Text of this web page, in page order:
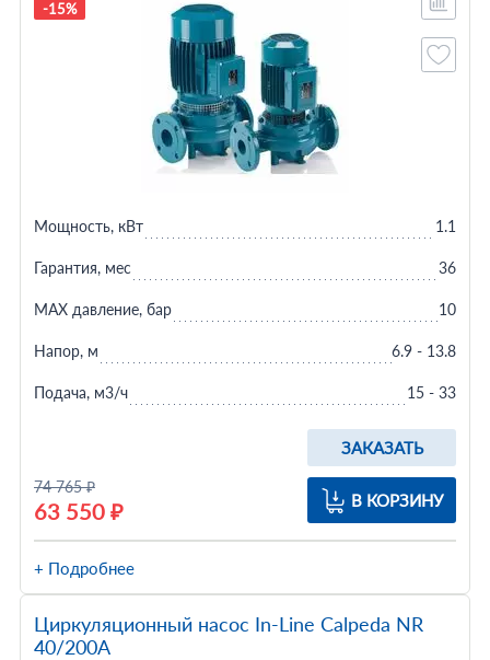
-15%
74 765 ₽
63 550 ₽
ЗАКАЗАТЬ
В КОРЗИНУ
Мощность, кВт 1.1
Гарантия, мес 36
MAX давление, бар 10
Напор, м 6.9 - 13.8
Подача, м3/ч 15 - 33
+ Подробнее
Циркуляционный насос In-Line Calpeda NR
40/200A